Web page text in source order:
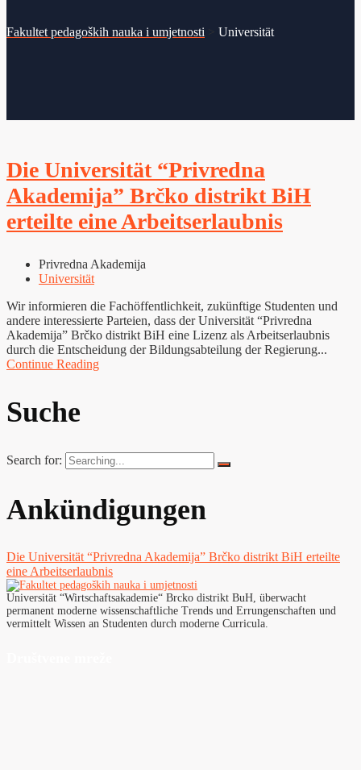
Fakultet pedagoških nauka i umjetnosti > Universität
Die Universität “Privredna
Akademija” Brčko distrikt BiH
erteilte eine Arbeitserlaubnis
Privredna Akademija
Universität
Wir informieren die Fachöffentlichkeit, zukünftige Studenten und
andere interessierte Parteien, dass der Universität “Privredna
Akademija” Brčko distrikt BiH eine Lizenz als Arbeitserlaubnis
durch die Entscheidung der Bildungsabteilung der Regierung...
Continue Reading
Suche
Search for:
Ankündigungen
Die Universität “Privredna Akademija” Brčko distrikt BiH erteilte
eine Arbeitserlaubnis
Universität “Wirtschaftsakademie“ Brcko distrikt BuH, überwacht
permanent moderne wissenschaftliche Trends und Errungenschaften und
vermittelt Wissen an Studenten durch moderne Curricula.